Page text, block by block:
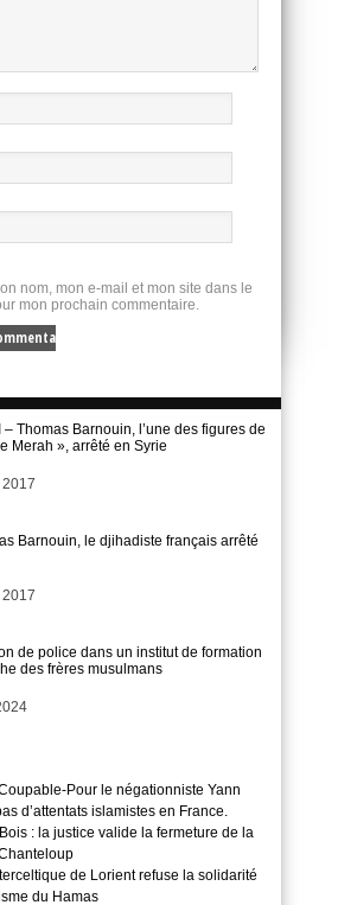
nom, mon e-mail et mon site dans le
mon prochain commentaire.
– Thomas Barnouin, l’une des figures de
Merah », arrêté en Syrie
Barnouin, le djihadiste français arrêté
de police dans un institut de formation
des frères musulmans
Pour le négationniste Yann
d’attentats islamistes en France.
: la justice valide la fermeture de la
de Lorient refuse la solidarité
du Hamas